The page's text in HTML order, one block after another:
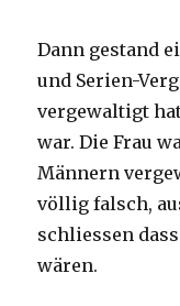
Dann gestand
und Serien-
vergewaltigt
war. Die Frau
Männern
völlig falsch,
schliessen
wären.